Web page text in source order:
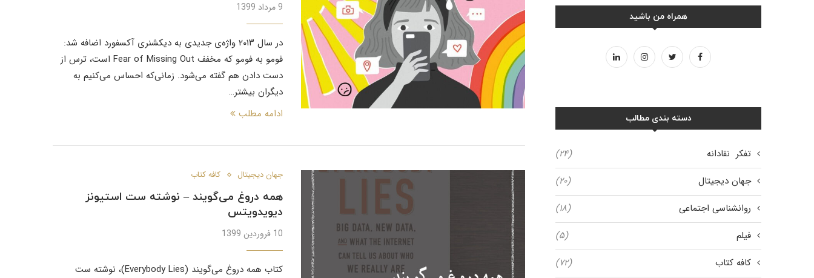
9 مرداد 1399
در سال ۲۰۱۳ واژه‌ی جدیدی به دیکشنری آکسفورد اضافه شد:
فومو به فومو که مخفف Fear of Missing Out است، ترس از
دست دادن هم گفته می‌شود. زمانی‌که احساس ‌می‌کنیم به
دیگران بیشتر…
ادامه مطلب
جهان دیجیتال کافه کتاب
همه دروغ می‌گویند – نوشته ست استیونز
دیویدویتس
10 فروردین 1399
کتاب همه دروغ می‌گویند (Everybody Lies)، نوشته ست
همراه من باشید
دسته بندی مطالب
تفکر نقادانه
(۲۴)
جهان دیجیتال
(۲۰)
روانشناسی اجتماعی
(۱۸)
فیلم
(۵)
کافه کتاب
(۷۲)